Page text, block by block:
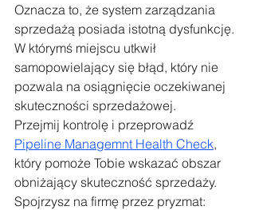
Oznacza to, że system zarządzania
sprzedażą posiada istotną dysfunkcję.
W którymś miejscu utkwił
samopowielający się błąd, który nie
pozwala na osiągnięcie oczekiwanej
skuteczności sprzedażowej.
Przejmij kontrolę i przeprowadź
Pipeline Managemnt Health Check,
który pomoże Tobie wskazać obszar
obniżający skuteczność sprzedaży.
Spojrzysz na firmę przez pryzmat: